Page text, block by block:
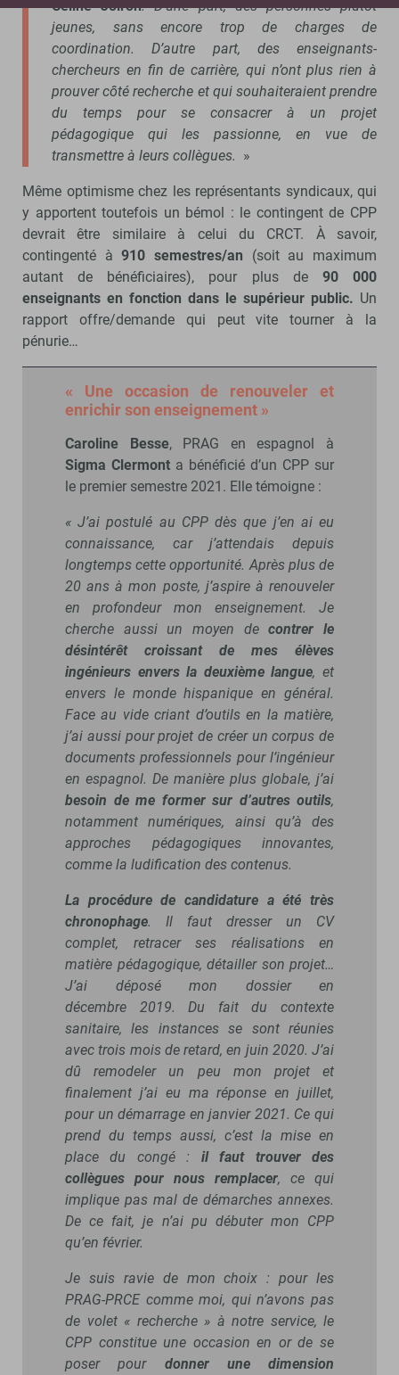
Céline Joiron. D’une part, des personnes plutôt
jeunes, sans encore trop de charges de
coordination. D’autre part, des enseignants-
chercheurs en fin de carrière, qui n’ont plus rien à
prouver côté recherche et qui souhaiteraient prendre
du temps pour se consacrer à un projet
pédagogique qui les passionne, en vue de
transmettre à leurs collègues. »
Même optimisme chez les représentants syndicaux, qui
y apportent toutefois un bémol : le contingent de CPP
devrait être similaire à celui du CRCT. À savoir,
contingenté à910 semestres/an (soit au maximum
autant de bénéficiaires), pour plus de 90 000
enseignants en fonction dans le supérieur public. Un
rapport offre/demande qui peut vite tourner à la
pénurie…
« Une occasion de renouveler et
enrichir son enseignement »
Caroline Besse, PRAG en espagnol à
Sigma Clermont a bénéficié d’un CPP sur
le premier semestre 2021. Elle témoigne :
« J’ai postulé au CPP dès que j’en ai eu
connaissance, car j’attendais depuis
longtemps cette opportunité. Après plus de
20 ans à mon poste, j’aspire à renouveler
en profondeur mon enseignement. Je
cherche aussi un moyen decontrer le
désintérêt croissant de mes élèves
ingénieurs envers la deuxième langue, et
envers le monde hispanique en général.
Face au vide criant d’outils en la matière,
j’ai aussi pour projet de créer un corpus de
documents professionnels pour l’ingénieur
en espagnol. De manière plus globale, j’ai
besoin de me former sur d’autres outils,
notamment numériques, ainsi qu’à des
approches pédagogiques innovantes,
comme la ludification des contenus.
La procédure de candidature a été très
chronophage. Il faut dresser un CV
complet, retracer ses réalisations en
matière pédagogique, détailler son projet…
J’ai déposé mon dossier en
décembre 2019. Du fait du contexte
sanitaire, les instances se sont réunies
avec trois mois de retard, en juin 2020. J’ai
dû remodeler un peu mon projet et
finalement j’ai eu ma réponse en juillet,
pour un démarrage en janvier 2021. Ce qui
prend du temps aussi, c’est la mise en
place du congé : il faut trouver des
collègues pour nous remplacer, ce qui
implique pas mal de démarches annexes.
De ce fait, je n’ai pu débuter mon CPP
qu’en février.
Je suis ravie de mon choix : pour les
PRAG-PRCE comme moi, qui n’avons pas
de volet « recherche » à notre service, le
CPP constitue une occasion en or de se
poser pour donner une dimension